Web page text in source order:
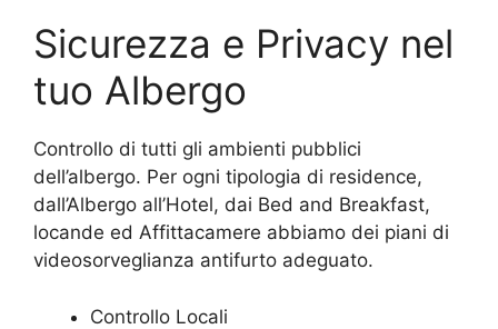
Sicurezza e Privacy nel
tuo Albergo
Controllo di tutti gli ambienti pubblici
dell’albergo. Per ogni tipologia di residence,
dall’Albergo all’Hotel, dai Bed and Breakfast,
locande ed Affittacamere abbiamo dei piani di
videosorveglianza antifurto adeguato.
Controllo Locali